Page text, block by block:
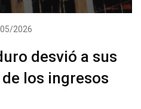
2026
desvió a sus
los ingresos